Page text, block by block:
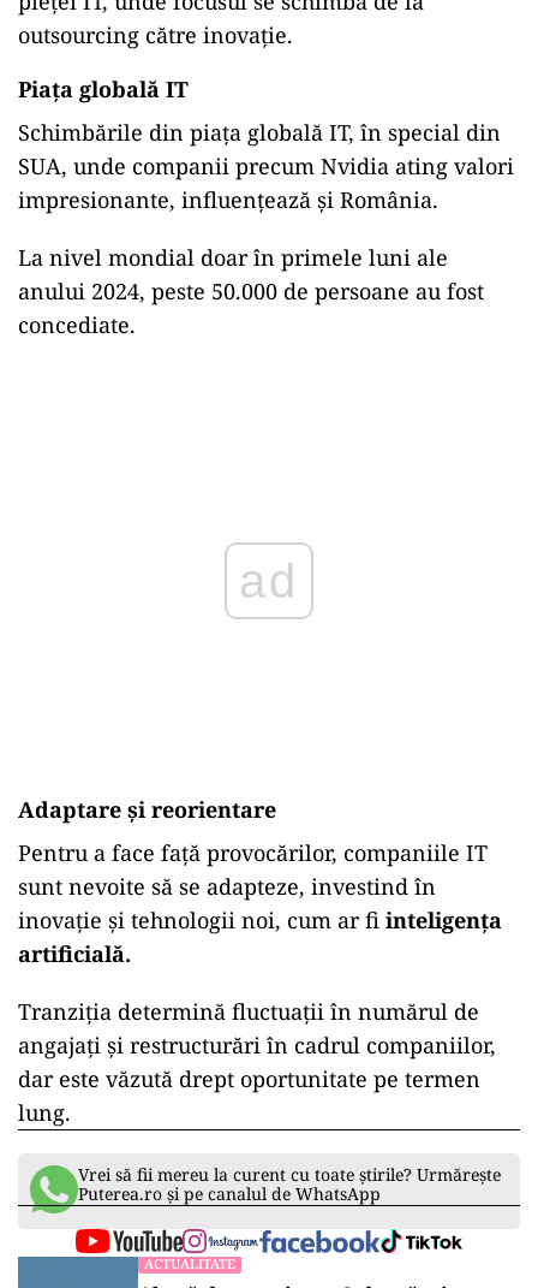
outsourcing către inovație.
Piața globală IT
Schimbările din piața globală IT, în special din
SUA, unde companii precum Nvidia ating valori
impresionante, influențează și România.
La nivel mondial doar în primele luni ale
anului 2024, peste 50.000 de persoane au fost
concediate.
ad
Adaptare și reorientare
Pentru a face față provocărilor, companiile IT
sunt nevoite să se adapteze, investind în
inovație și tehnologii noi, cum ar fi inteligența
artificială.
Tranziția determină fluctuații în numărul de
angajați și restructurări în cadrul companiilor,
dar este văzută drept oportunitate pe termen
lung.
Vrei să fii mereu la curent cu toate știrile? Urmărește
Puterea.ro și pe canalul de WhatsApp
ACTUALITATE